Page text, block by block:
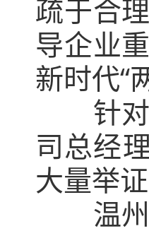
疏于合
导企业
新时代“
针对
司总经
大量举
温州